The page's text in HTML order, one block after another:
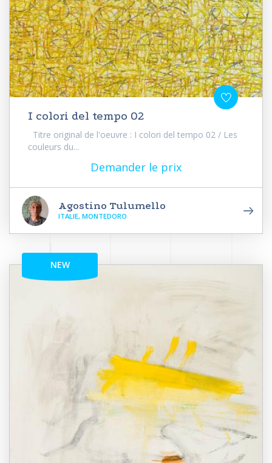
I colori del tempo 02
Titre original de l'oeuvre : I colori del tempo 02 / Les
couleurs du...
Demander le prix
Agostino Tulumello
ITALIE, MONTEDORO
NEW